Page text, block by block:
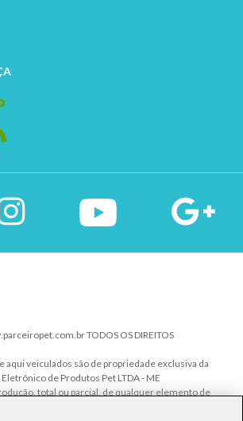
TODOS OS DIREITOS
aqui veiculados são de propriedade exclusiva da
de Produtos Pet LTDA - ME
total ou parcial, de qualquer elemento de